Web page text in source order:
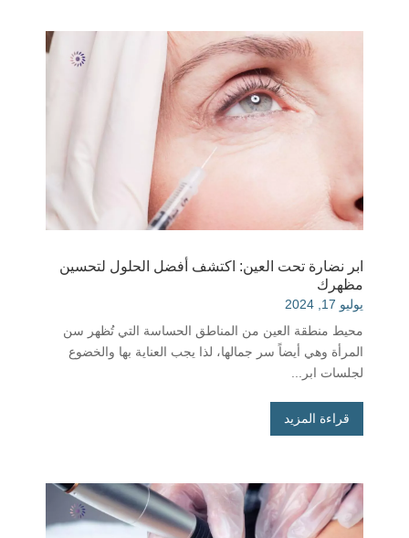
ابر نضارة تحت العين: اكتشف أفضل الحلول لتحسين
مظهرك
يوليو 17, 2024
محيط منطقة العين من المناطق الحساسة التي تُظهر سن
المرأة وهي أيضاً سر جمالها، لذا يجب العناية بها والخضوع
لجلسات ابر...
قراءة المزيد